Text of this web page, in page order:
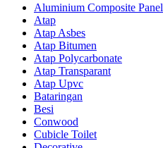
Aluminium Composite Panel
Atap
Atap Asbes
Atap Bitumen
Atap Polycarbonate
Atap Transparant
Atap Upvc
Bataringan
Besi
Conwood
Cubicle Toilet